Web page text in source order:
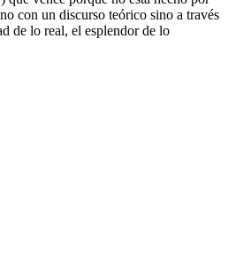
con un discurso teórico sino a través
de lo real, el esplendor de lo